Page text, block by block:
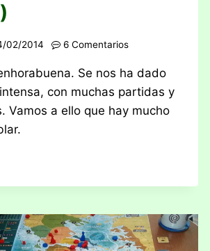
02/2014 6 Comentarios
Se nos ha dado
con muchas partidas y
Vamos a ello que hay mucho